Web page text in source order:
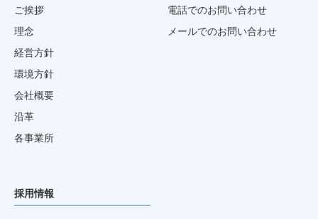
ご挨拶
理念
経営方針
環境方針
会社概要
沿革
各事業所
採用情報
電話でのお問い合わせ
メールでのお問い合わせ